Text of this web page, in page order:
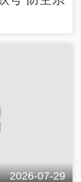
2026-07-29